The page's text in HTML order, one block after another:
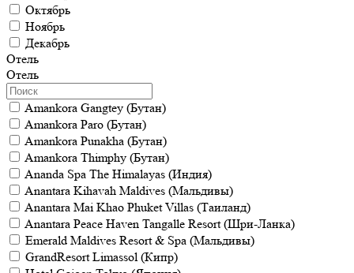
Октябрь
Ноябрь
Декабрь
Отель
Отель
Amankora Gangtey (Бутан)
Amankora Paro (Бутан)
Amankora Punakha (Бутан)
Amankora Thimphy (Бутан)
Ananda Spa The Himalayas (Индия)
Anantara Kihavah Maldives (Мальдивы)
Anantara Mai Khao Phuket Villas (Таиланд)
Anantara Peace Haven Tangalle Resort (Шри-Ланка)
Emerald Maldives Resort & Spa (Мальдивы)
GrandResort Limassol (Кипр)